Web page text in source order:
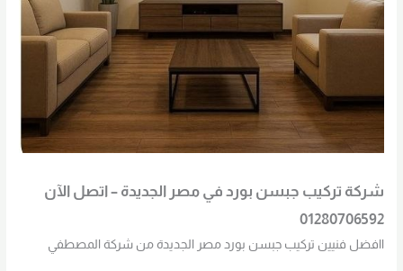
شركة تركيب جبسن بورد في مصر الجديدة – اتصل الآن
01280706592
اافضل فنيين تركيب جبسن بورد مصر الجديدة من شركة المصطفي